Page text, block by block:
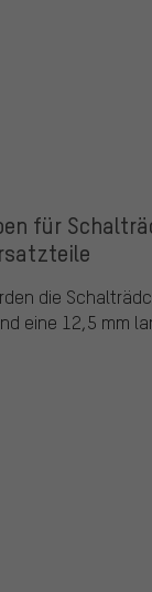
für
die
eine 12,5 mm